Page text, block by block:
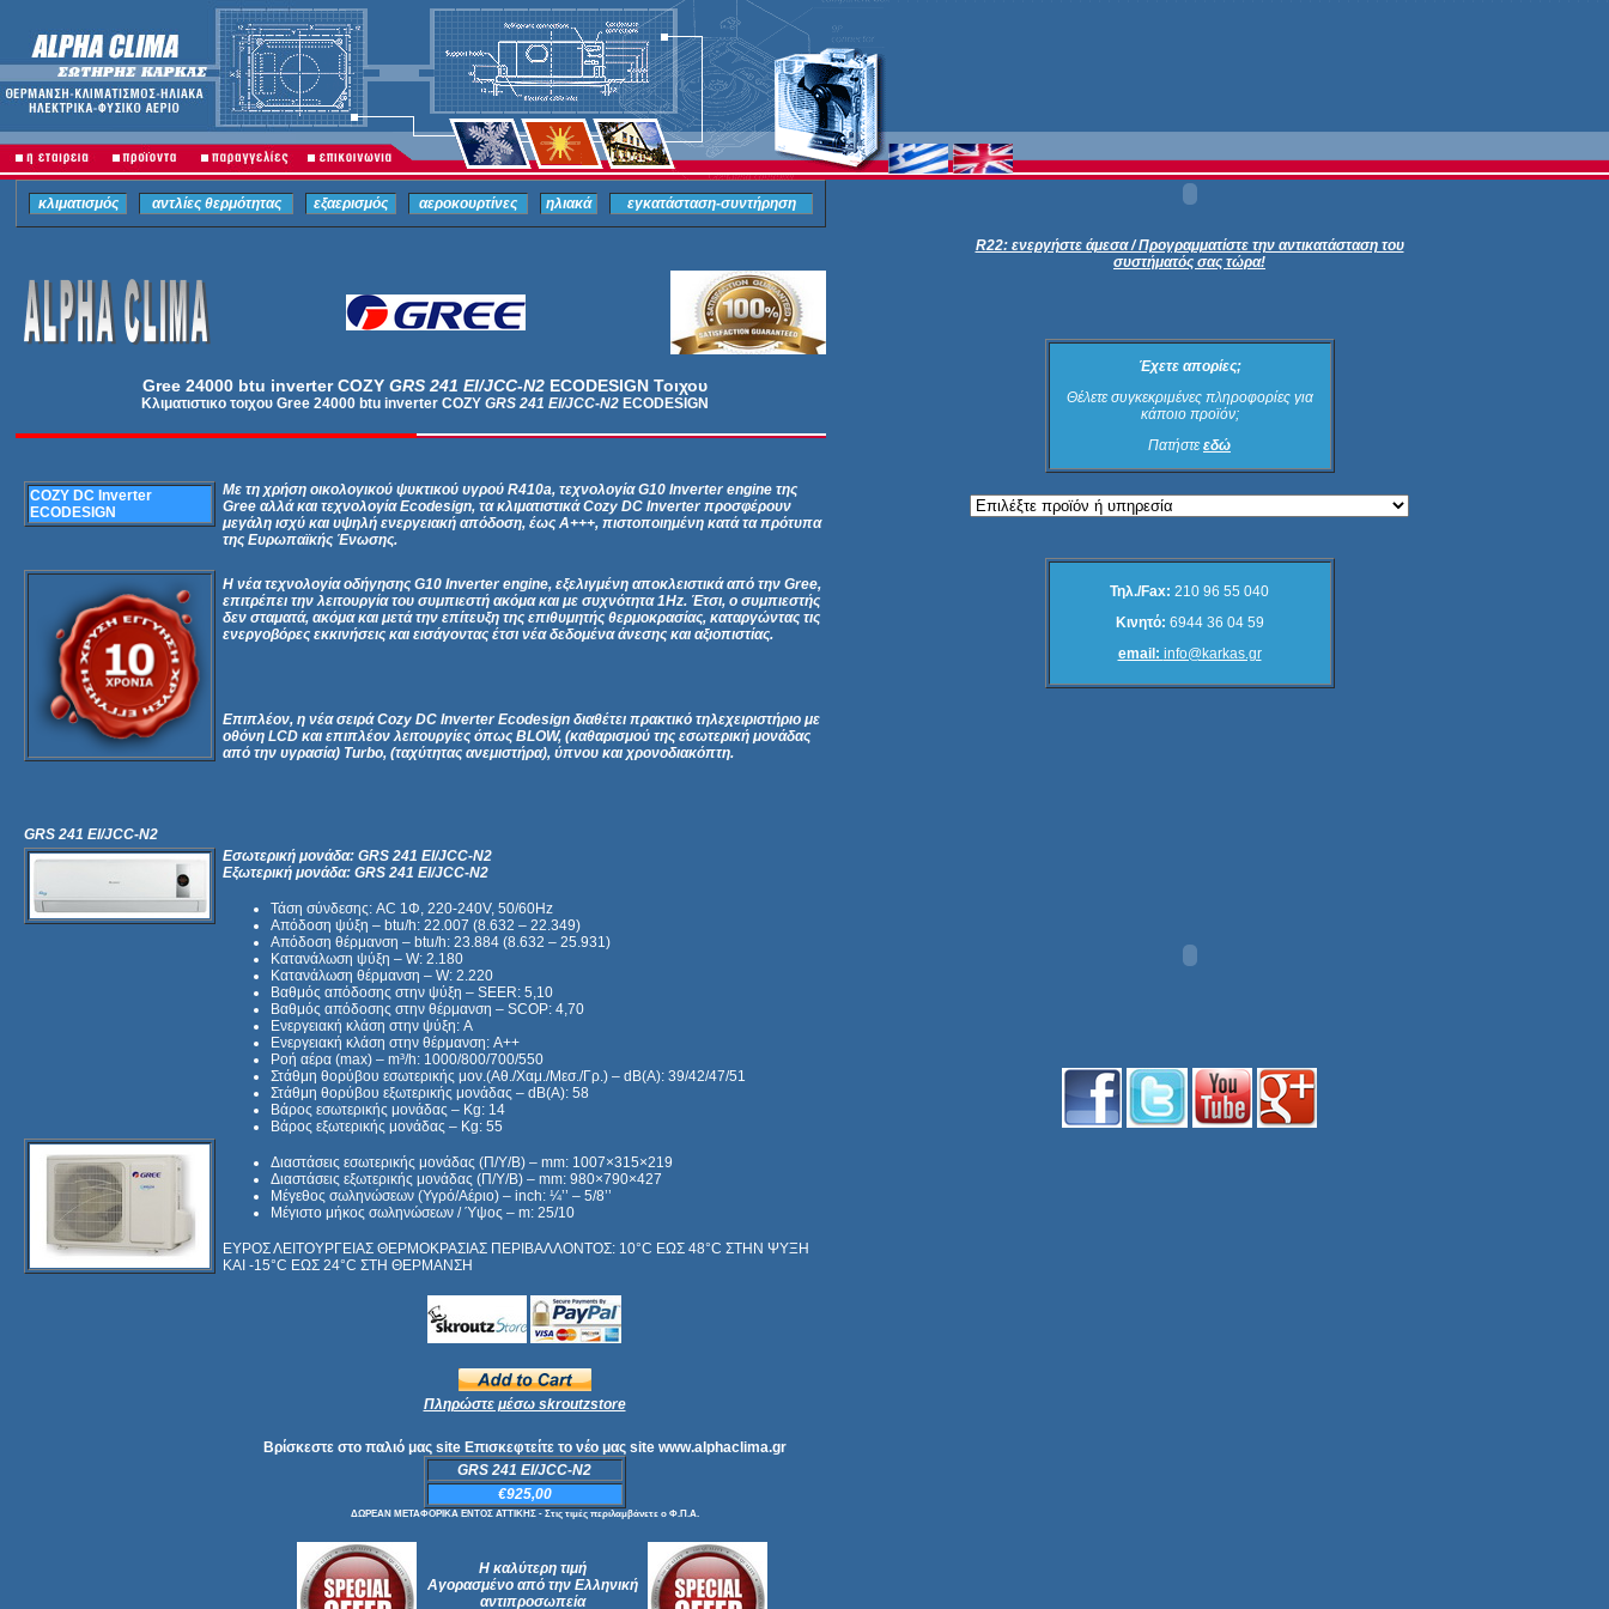
κλιματισμός αντλίες θερμότητας εξαερισμός αεροκουρτίνες ηλιακά εγκατάσταση-συντήρηση
Gree 24000 btu inverter COZY GRS 241 EI/JCC-N2 ECODESIGN Τοιχου
Κλιματιστικο τοιχου Gree 24000 btu inverter COZY GRS 241 EI/JCC-N2 ECODESIGN
COZY DC Inverter
ECODESIGN
Με τη χρήση οικολογικού ψυκτικού υγρού R410a, τεχνολογία G10 Inverter engine της
Gree αλλά και τεχνολογία Ecodesign, τα κλιματιστικά Cozy DC Inverter προσφέρουν
μεγάλη ισχύ και υψηλή ενεργειακή απόδοση, έως Α+++, πιστοποιημένη κατά τα πρότυπα
της Ευρωπαϊκής Ένωσης.
Η νέα τεχνολογία οδήγησης G10 Inverter engine, εξελιγμένη αποκλειστικά από την Gree,
επιτρέπει την λειτουργία του συμπιεστή ακόμα και με συχνότητα 1Hz. Έτσι, ο συμπιεστής
δεν σταματά, ακόμα και μετά την επίτευξη της επιθυμητής θερμοκρασίας, καταργώντας τις
ενεργοβόρες εκκινήσεις και εισάγοντας έτσι νέα δεδομένα άνεσης και αξιοπιστίας.
Επιπλέον, η νέα σειρά Cozy DC Inverter Ecodesign διαθέτει πρακτικό τηλεχειριστήριο με
οθόνη LCD και επιπλέον λειτουργίες όπως BLOW, (καθαρισμού της εσωτερική μονάδας
από την υγρασία) Turbo, (ταχύτητας ανεμιστήρα), ύπνου και χρονοδιακόπτη.
GRS 241 EI/JCC-N2
Εσωτερική μονάδα: GRS 241 EI/JCC-N2
Εξωτερική μονάδα: GRS 241 EI/JCC-N2
Τάση σύνδεσης: AC 1Φ, 220-240V, 50/60Hz
Απόδοση ψύξη – btu/h: 22.007 (8.632 – 22.349)
Απόδοση θέρμανση – btu/h: 23.884 (8.632 – 25.931)
Κατανάλωση ψύξη – W: 2.180
Κατανάλωση θέρμανση – W: 2.220
Βαθμός απόδοσης στην ψύξη – SEER: 5,10
Βαθμός απόδοσης στην θέρμανση – SCOP: 4,70
Ενεργειακή κλάση στην ψύξη: A
Ενεργειακή κλάση στην θέρμανση: A++
Ροή αέρα (max) – m³/h: 1000/800/700/550
Στάθμη θορύβου εσωτερικής μον.(Αθ./Χαμ./Μεσ./Γρ.) – dB(A): 39/42/47/51
Στάθμη θορύβου εξωτερικής μονάδας – dB(A): 58
Βάρος εσωτερικής μονάδας – Kg: 14
Βάρος εξωτερικής μονάδας – Kg: 55
Διαστάσεις εσωτερικής μονάδας (Π/Υ/Β) – mm: 1007×315×219
Διαστάσεις εξωτερικής μονάδας (Π/Υ/Β) – mm: 980×790×427
Μέγεθος σωληνώσεων (Υγρό/Αέριο) – inch: ¼’’ – 5/8’’
Μέγιστο μήκος σωληνώσεων / Ύψος – m: 25/10
ΕΥΡΟΣ ΛΕΙΤΟΥΡΓΕΙΑΣ ΘΕΡΜΟΚΡΑΣΙΑΣ ΠΕΡΙΒΑΛΛΟΝΤΟΣ: 10°C ΕΩΣ 48°C ΣΤΗΝ ΨΥΞΗ
ΚΑΙ -15°C ΕΩΣ 24°C ΣΤΗ ΘΕΡΜΑΝΣΗ
Πληρώστε μέσω skroutzstore
Βρίσκεστε στο παλιό μας site Επισκεφτείτε το νέο μας site www.alphaclima.gr
GRS 241 EI/JCC-N2
€925,00
ΔΩΡΕΑΝ ΜΕΤΑΦΟΡΙΚΑ ΕΝΤΟΣ ΑΤΤΙΚΗΣ - Στις τιμές περιλαμβάνετε ο Φ.Π.Α.
Η καλύτερη τιμή
Αγορασμένο από την Ελληνική
αντιπροσωπεία
R22: ενεργήστε άμεσα / Προγραμματίστε την αντικατάσταση του
συστήματός σας τώρα!
Έχετε απορίες;
Θέλετε συγκεκριμένες πληροφορίες για
κάποιο προϊόν;
Πατήστεεδώ
Τηλ./Fax: 210 96 55 040
Κινητό: 6944 36 04 59
email: info@karkas.gr